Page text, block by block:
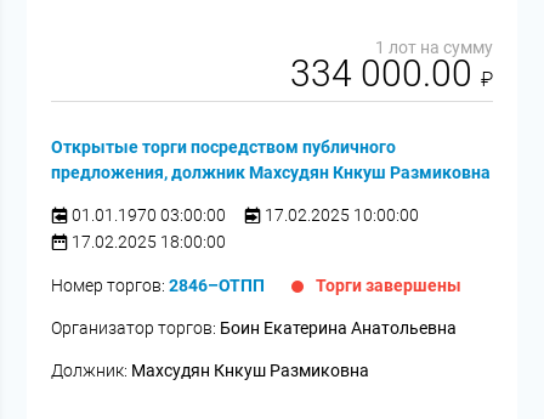
1 лот на сумму
334 000.00 ₽
Открытые торги посредством публичного
предложения, должник Махсудян Кнкуш Размиковна
01.01.1970 03:00:00
17.02.2025 10:00:00
17.02.2025 18:00:00
Номер торгов:2846–ОТПП Торги завершены
Организатор торгов: Боин Екатерина Анатольевна
Должник: Махсудян Кнкуш Размиковна